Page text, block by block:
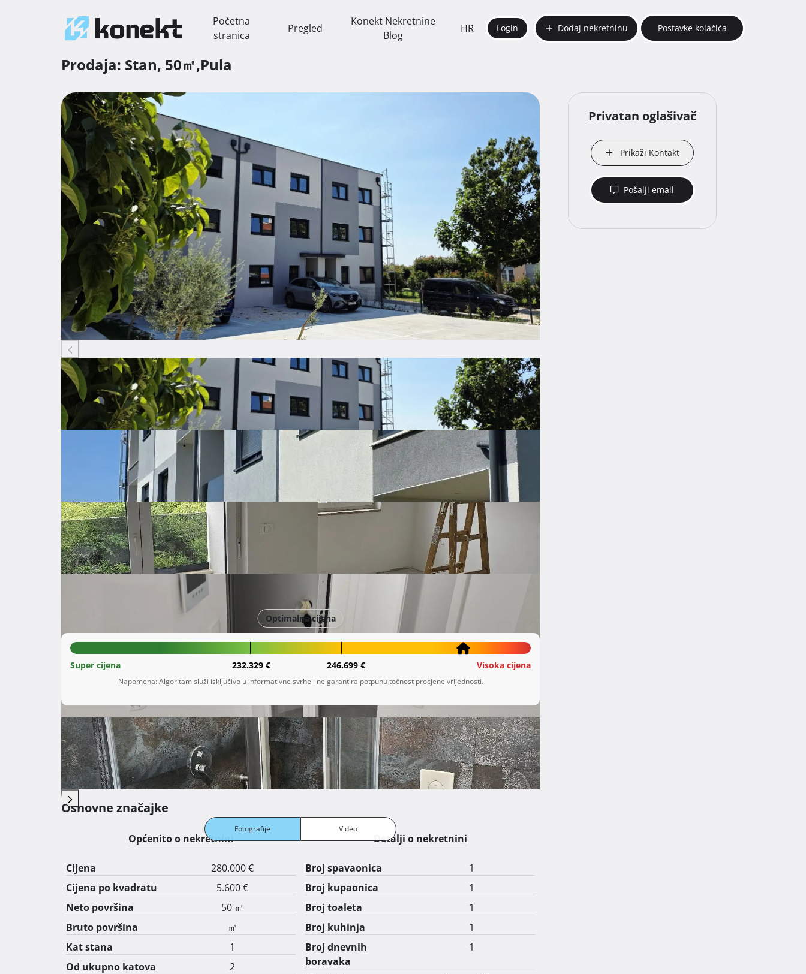
Početna
stranica
Pregled
Konekt Nekretnine
Blog
HR Login Dodaj nekretninu Postavke kolačića
Prodaja: Stan, 50㎡,Pula
Fotografije Video
Šifra oglasa: 00684378
Pula
Istarska županija
Optimalna cijena
Super cijena 232.329 € 246.699 € Visoka cijena
Napomena: Algoritam služi isključivo u informativne svrhe i ne garantira potpunu točnost procjene vrijednosti.
Opis
Prodaje se stan u novogradnji od 50 m2 na Vidikovcu.
Prikaži više
Osnovne značajke
Općenito o nekretnini
Cijena
280.000 €
Cijena po kvadratu
5.600 €
Neto površina
50 ㎡
Bruto površina
㎡
Kat stana
1
Od ukupno katova
2
Detalji o nekretnini
Broj spavaonica
1
Broj kupaonica
1
Broj toaleta
1
Broj kuhinja
1
Broj dnevnih
boravaka
1
Privatan oglašivač
Prikaži Kontakt
Pošalji email